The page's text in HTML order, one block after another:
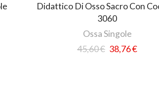
Didattico Di Osso Sacro Con
3060
Ossa Singole
45,60 € 38,76 €